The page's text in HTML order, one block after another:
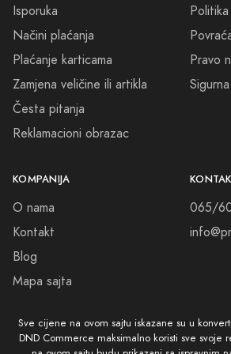
Isporuka
Načini plaćanja
Plaćanje karticama
Zamjena veličine ili artikla
Česta pitanja
Reklamacioni obrazac
Pravo
KOMPANIJA
O nama
Kontakt
Blog
Mapa sajta
065/
Sve cijene na ovom sajtu iskazane su u
DND Commerce maksimalno koristi sve svoje